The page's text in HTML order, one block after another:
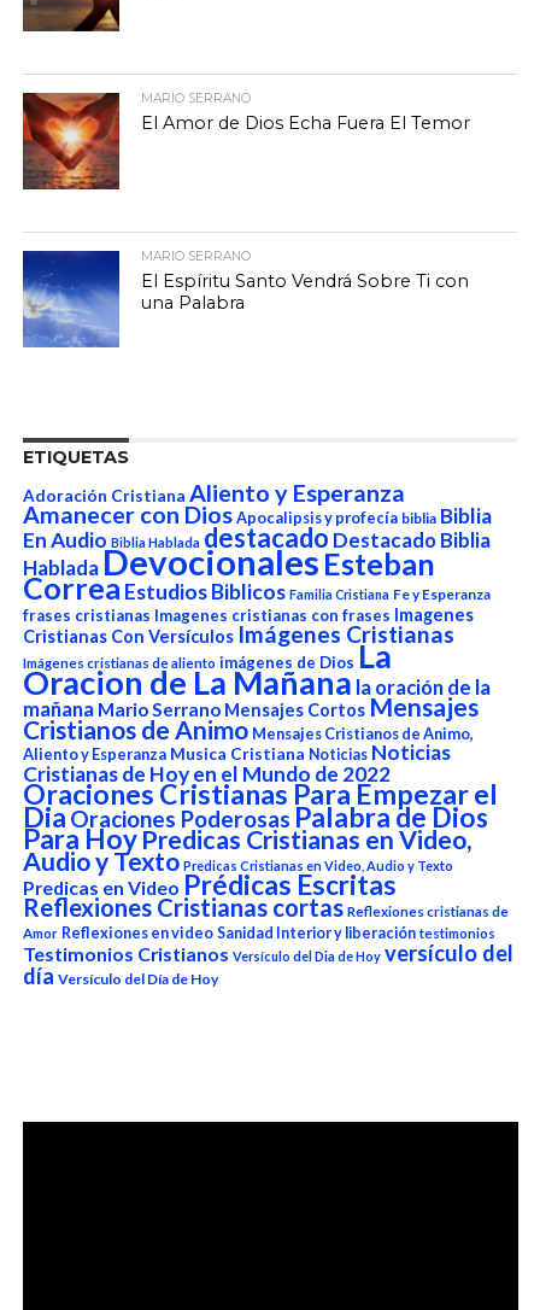
MARIO SERRANO
El Amor de Dios Echa Fuera El Temor
MARIO SERRANO
El Espíritu Santo Vendrá Sobre Ti con
una Palabra
ETIQUETAS
Adoración Cristiana Aliento y Esperanza
Amanecer con Dios Apocalipsis y profecía biblia Biblia
En Audio Biblia Hablada destacado Destacado Biblia
HabladaDevocionalesEsteban
Correa Estudios Biblicos Familia Cristiana Fe y Esperanza
frases cristianas Imagenes cristianas con frases Imagenes
Cristianas Con Versículos Imágenes Cristianas
Imágenes cristianas de aliento imágenes de Dios La
Oracion de La Mañana la oración de la
mañana Mario Serrano Mensajes Cortos Mensajes
Cristianos de Animo Mensajes Cristianos de Animo,
Aliento y Esperanza Musica Cristiana Noticias Noticias
Cristianas de Hoy en el Mundo de 2022
Oraciones Cristianas Para Empezar el
Dia Oraciones Poderosas Palabra de Dios
Para Hoy Predicas Cristianas en Video,
Audio y Texto Predicas Cristianas en Video, Audio y Texto
Predicas en Video Prédicas Escritas
Reflexiones Cristianas cortas Reflexiones cristianas de
Amor Reflexiones en video Sanidad Interior y liberación testimonios
Testimonios Cristianos Versículo del Dia de Hoy versículo del
día Versículo del Día de Hoy